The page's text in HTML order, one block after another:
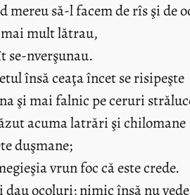
mereu să-l facem de rîs şi de
mult lătrau,
se-nverşunau.
însă ceaţa încet se risipeşte
şi mai falnic pe ceruri
acuma latrări şi chilomane
duşmane;
vrun foc că este crede.
dau ocoluri; nimic însă nu